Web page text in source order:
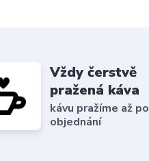
Vždy čerstvě
pražená káva
kávu pražíme až po
objednání